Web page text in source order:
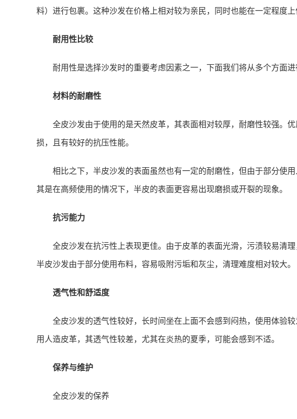
料）进行包裹。这种沙发在价格上相对较为亲民，同时也能在一定程度上
耐用性比较
耐用性是选择沙发时的重要考虑因素之一，下面我们将从多个方面进
材料的耐磨性
全皮沙发由于使用的是天然皮革，其表面相对较厚，耐磨性较强。
损，且有较好的抗压性能。
相比之下，半皮沙发的表面虽然也有一定的耐磨性，但由于部分使
其是在高频使用的情况下，半皮的表面更容易出现磨损或开裂的现象。
抗污能力
全皮沙发在抗污性上表现更佳。由于皮革的表面光滑，污渍较易清
半皮沙发由于部分使用布料，容易吸附污垢和灰尘，清理难度相对较大。
透气性和舒适度
全皮沙发的透气性较好，长时间坐在上面不会感到闷热，使用体验
用人造皮革，其透气性较差，尤其在炎热的夏季，可能会感到不适。
保养与维护
全皮沙发的保养